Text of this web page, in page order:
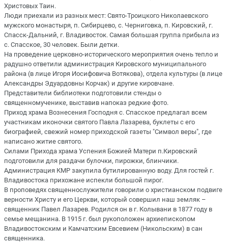
Христовых Таин.
Люди приехали из разных мест: Свято-Троицкого Николаевского
мужского монастыря, п. Сибирцево, с. Черниговка, п. Кировский, г.
Спасск-Дальний, г. Владивосток. Самая большая группа прибыла из
с. Спасское, 30 человек. Были детки.
На проведение церковно-исторического мероприятия очень тепло и
радушно ответили администрация Кировского муниципального
района (в лице Игоря Иосифовича Вотякова), отдела культуры (в лице
Александры Эдуардовны Корчак) и другие кировчане.
Представители библиотеки подготовили стенды о
священномученике, выставив напоказ редкие фото.
Приход храма Вознесения Господня с. Спасское предлагал всем
участникам иконочки святого Павла Лазарева, буклеты с его
биографией, свежий номер приходской газеты "Символ веры", где
написано житие святого.
Силами Прихода храма Успения Божией Матери п.Кировский
подготовили для раздачи булочки, пирожки, блинчики.
Администрация КМР закупила бутилированную воду. Для гостей г.
Владивостока прихожане испекли большой пирог.
В проповедях священнослужители говорили о христианском подвиге
верности Христу и его Церкви, который совершил наш земляк –
священник Павел Лазарев. Родился он в г. Колывани в 1877 году в
семье мещанина. В 1915 г. был рукоположен архиепископом
Владивостокским и Камчатским Евсевием (Никольским) в сан
священника.